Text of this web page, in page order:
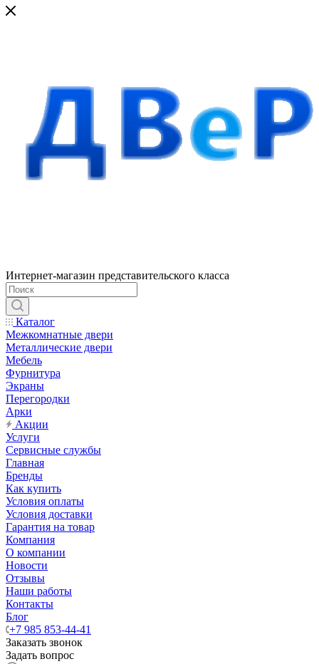
Интернет-магазин представительского класса
Каталог
Межкомнатные двери
Металлические двери
Мебель
Фурнитура
Экраны
Перегородки
Арки
Акции
Услуги
Сервисные службы
Главная
Бренды
Как купить
Условия оплаты
Условия доставки
Гарантия на товар
Компания
О компании
Новости
Отзывы
Наши работы
Контакты
Блог
+7 985 853-44-41
Заказать звонок
Задать вопрос